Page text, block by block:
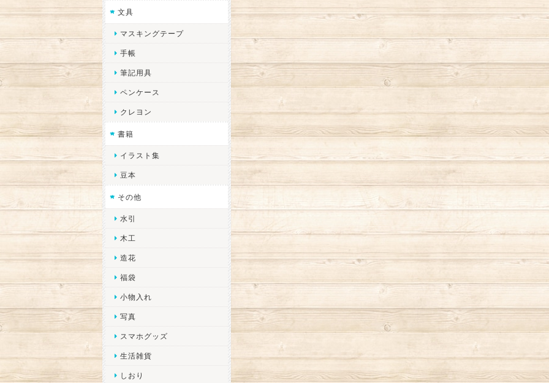
文具
マスキングテープ
手帳
筆記用具
ペンケース
クレヨン
書籍
イラスト集
豆本
その他
水引
木工
造花
福袋
小物入れ
写真
スマホグッズ
生活雑貨
しおり